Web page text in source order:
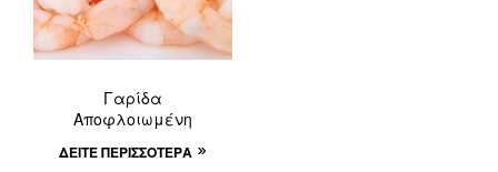
Γαρίδα
Αποφλοιωμένη
ΔΕΊΤΕ ΠΕΡΙΣΣΌΤΕΡΑ